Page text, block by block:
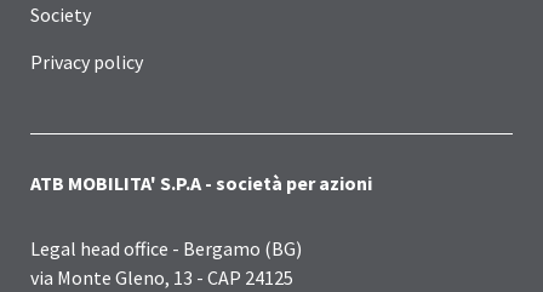
Society
Privacy policy
ATB MOBILITA' S.P.A - società per azioni
Legal head office - Bergamo (BG)
via Monte Gleno, 13 - CAP 24125